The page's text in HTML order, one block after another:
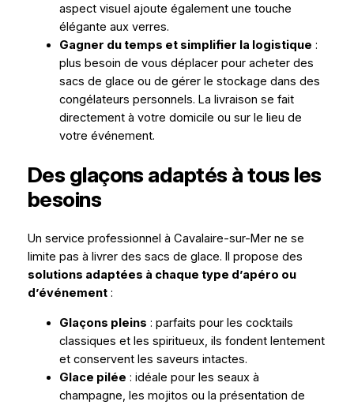
aspect visuel ajoute également une touche
élégante aux verres.
Gagner du temps et simplifier la logistique :
plus besoin de vous déplacer pour acheter des
sacs de glace ou de gérer le stockage dans des
congélateurs personnels. La livraison se fait
directement à votre domicile ou sur le lieu de
votre événement.
Des glaçons adaptés à tous les
besoins
Un service professionnel à Cavalaire-sur-Mer ne se
limite pas à livrer des sacs de glace. Il propose des
solutions adaptées à chaque type d’apéro ou
d’événement:
Glaçons pleins : parfaits pour les cocktails
classiques et les spiritueux, ils fondent lentement
et conservent les saveurs intactes.
Glace pilée : idéale pour les seaux à
champagne, les mojitos ou la présentation de